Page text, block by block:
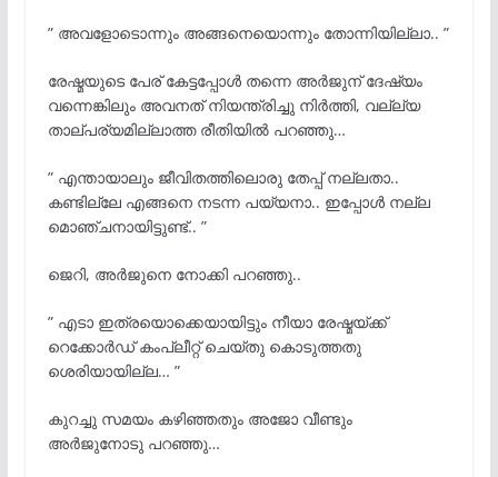
” അവളോടൊന്നും അങ്ങനെയൊന്നും തോന്നിയില്ലാ.. ”
രേഷ്മയുടെ പേര് കേട്ടപ്പോൾ തന്നെ അർജുന് ദേഷ്യം
വന്നെങ്കിലും അവനത് നിയന്ത്രിച്ചു നിർത്തി, വല്ല്യ
താല്പര്യമില്ലാത്ത രീതിയിൽ പറഞ്ഞു…
” എന്തായാലും ജീവിതത്തിലൊരു തേപ്പ് നല്ലതാ..
കണ്ടില്ലേ എങ്ങനെ നടന്ന പയ്യനാ.. ഇപ്പോൾ നല്ല
മൊഞ്ചനായിട്ടുണ്ട്.. ”
ജെറി, അർജുനെ നോക്കി പറഞ്ഞു..
” എടാ ഇത്രയൊക്കെയായിട്ടും നീയാ രേഷ്മയ്ക്ക്
റെക്കോർഡ് കംപ്ലീറ്റ് ചെയ്തു കൊടുത്തതു
ശെരിയായില്ല… ”
കുറച്ചു സമയം കഴിഞ്ഞതും അജോ വീണ്ടും
അർജുനോടു പറഞ്ഞു…